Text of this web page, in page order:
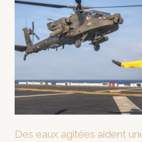
Des eaux agitées aident